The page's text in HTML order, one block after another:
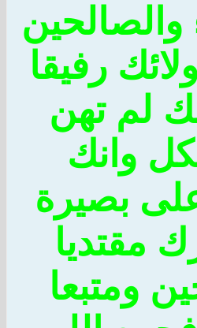
والصالحين
رفيقا
لم تهن
وانك
بصيرة
مقتديا
ومتبعا